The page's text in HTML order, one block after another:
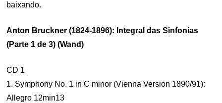
baixando.
Anton Bruckner (1824-1896): Integral das Sinfonias
(Parte 1 de 3) (Wand)
CD 1
1. Symphony No. 1 in C minor (Vienna Version 1890/91):
Allegro 12min13